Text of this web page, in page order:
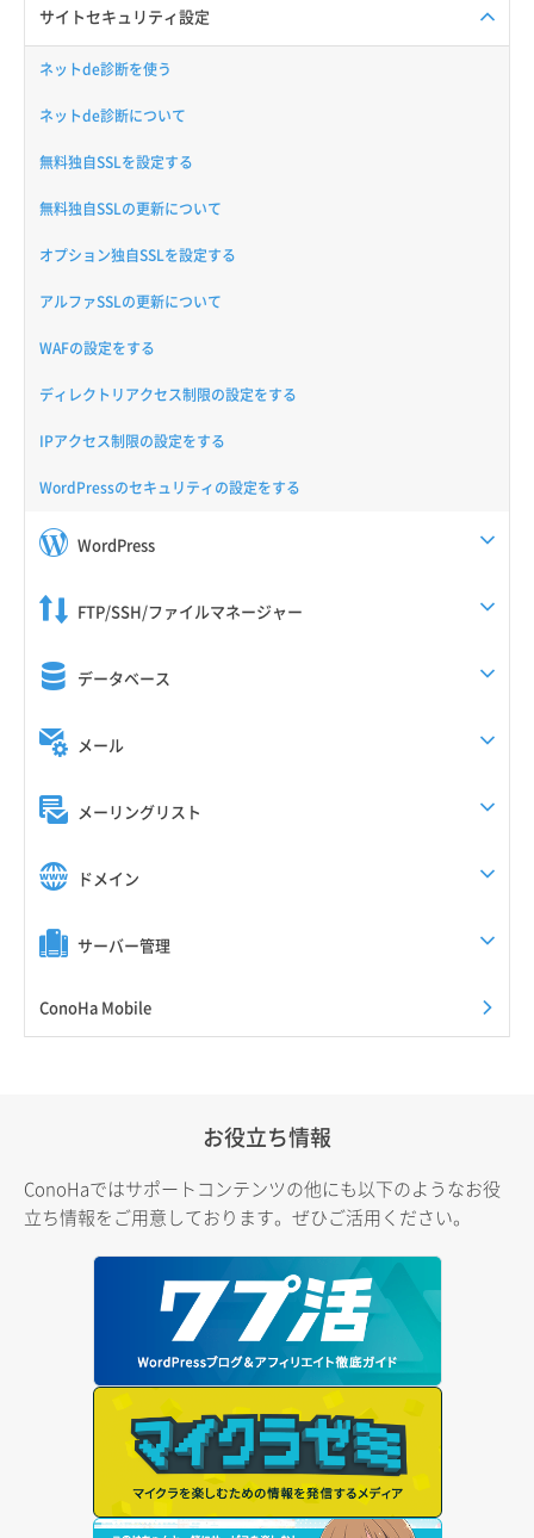
サイトセキュリティ設定
ネットde診断を使う
ネットde診断について
無料独自SSLを設定する
無料独自SSLの更新について
オプション独自SSLを設定する
アルファSSLの更新について
WAFの設定をする
ディレクトリアクセス制限の設定をする
IPアクセス制限の設定をする
WordPressのセキュリティの設定をする
WordPress
FTP/SSH/ファイルマネージャー
データベース
メール
メーリングリスト
ドメイン
サーバー管理
ConoHa Mobile
お役立ち情報
ConoHaではサポートコンテンツの他にも以下のようなお役
立ち情報をご用意しております。ぜひご活用ください。